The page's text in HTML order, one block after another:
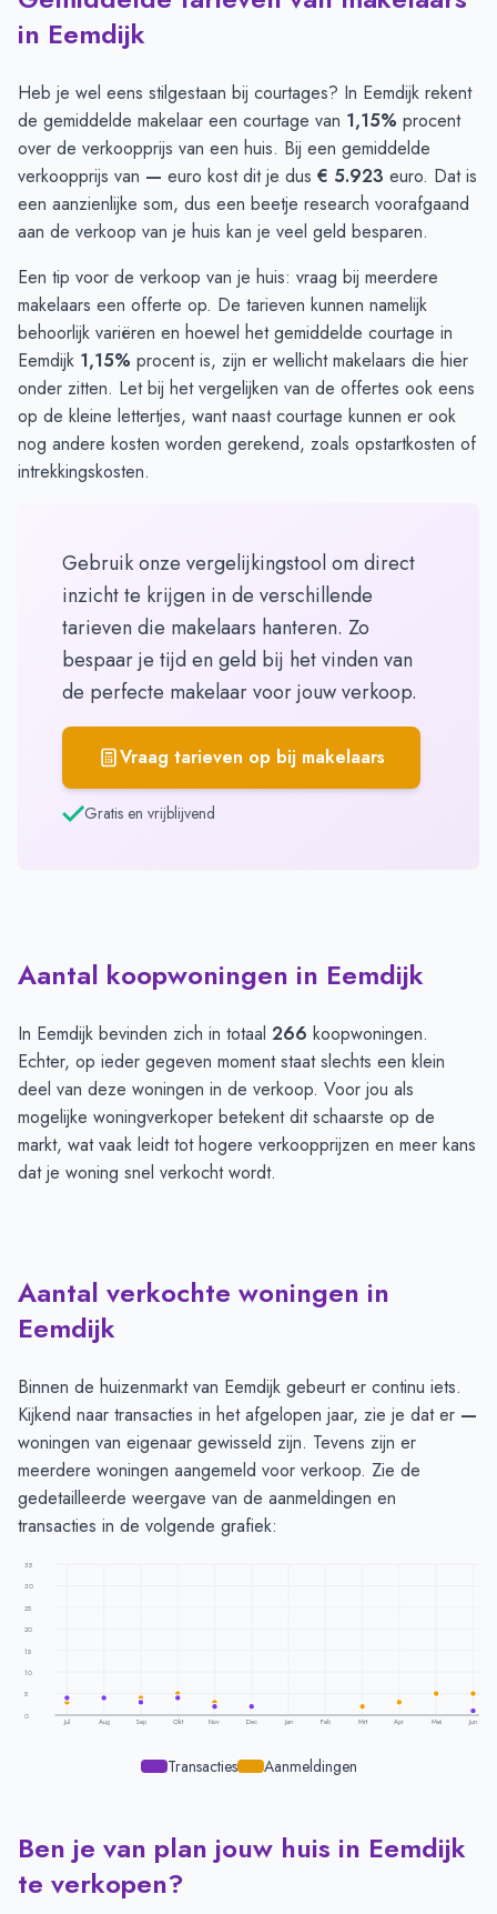
in Eemdijk
Heb je wel eens stilgestaan bij courtages? In Eemdijk rekent
de gemiddelde makelaar een courtage van 1,15% procent
over de verkoopprijs van een huis. Bij een gemiddelde
verkoopprijs van — euro kost dit je dus € 5.923 euro. Dat is
een aanzienlijke som, dus een beetje research voorafgaand
aan de verkoop van je huis kan je veel geld besparen.
Een tip voor de verkoop van je huis: vraag bij meerdere
makelaars een offerte op. De tarieven kunnen namelijk
behoorlijk variëren en hoewel het gemiddelde courtage in
Eemdijk 1,15% procent is, zijn er wellicht makelaars die hier
onder zitten. Let bij het vergelijken van de offertes ook eens
op de kleine lettertjes, want naast courtage kunnen er ook
nog andere kosten worden gerekend, zoals opstartkosten of
intrekkingskosten.
Gebruik onze vergelijkingstool om direct
inzicht te krijgen in de verschillende
tarieven die makelaars hanteren. Zo
bespaar je tijd en geld bij het vinden van
de perfecte makelaar voor jouw verkoop.
Vraag tarieven op bij makelaars
Gratis en vrijblijvend
Aantal koopwoningen in Eemdijk
In Eemdijk bevinden zich in totaal 266 koopwoningen.
Echter, op ieder gegeven moment staat slechts een klein
deel van deze woningen in de verkoop. Voor jou als
mogelijke woningverkoper betekent dit schaarste op de
markt, wat vaak leidt tot hogere verkoopprijzen en meer kans
dat je woning snel verkocht wordt.
Aantal verkochte woningen in
Eemdijk
Binnen de huizenmarkt van Eemdijk gebeurt er continu iets.
Kijkend naar transacties in het afgelopen jaar, zie je dat er —
woningen van eigenaar gewisseld zijn. Tevens zijn er
meerdere woningen aangemeld voor verkoop. Zie de
gedetailleerde weergave van de aanmeldingen en
transacties in de volgende grafiek:
35
30
25
20
15
10
5
0
Jul Aug Sep Okt Nov Dec Jan Feb Mrt Apr Mei Jun
Transacties Aanmeldingen
Transacties en aanmeldingen per maand - Eemdijk
Maand
Transacties
Juli
4
Ben je van plan jouw huis in Eemdijk
te verkopen?